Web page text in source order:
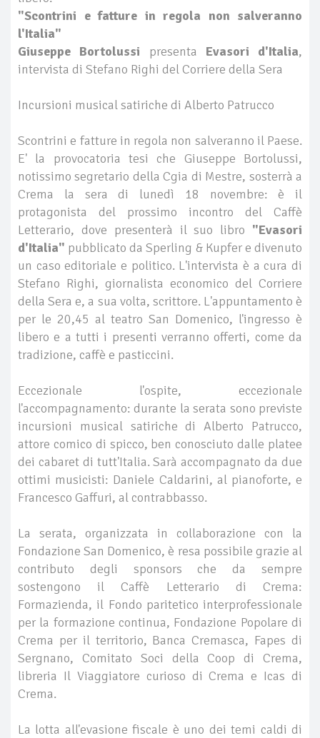
"Scontrini e fatture in regola non salveranno
l'Italia"
Giuseppe Bortolussi presenta Evasori d'Italia,
intervista di Stefano Righi del Corriere della Sera
Incursioni musical satiriche di Alberto Patrucco
Scontrini e fatture in regola non salveranno il Paese.
E' la provocatoria tesi che Giuseppe Bortolussi,
notissimo segretario della Cgia di Mestre, sosterrà a
Crema la sera di lunedì 18 novembre: è il
protagonista del prossimo incontro del Caffè
Letterario, dove presenterà il suo libro "Evasori
d'Italia" pubblicato da Sperling & Kupfer e divenuto
un caso editoriale e politico. L'intervista è a cura di
Stefano Righi, giornalista economico del Corriere
della Sera e, a sua volta, scrittore. L'appuntamento è
per le 20,45 al teatro San Domenico, l'ingresso è
libero e a tutti i presenti verranno offerti, come da
tradizione, caffè e pasticcini.
Eccezionale l'ospite, eccezionale
l'accompagnamento: durante la serata sono previste
incursioni musical satiriche di Alberto Patrucco,
attore comico di spicco, ben conosciuto dalle platee
dei cabaret di tutt'Italia. Sarà accompagnato da due
ottimi musicisti: Daniele Caldarini, al pianoforte, e
Francesco Gaffuri, al contrabbasso.
La serata, organizzata in collaborazione con la
Fondazione San Domenico, è resa possibile grazie al
contributo degli sponsors che da sempre
sostengono il Caffè Letterario di Crema:
Formazienda, il Fondo paritetico interprofessionale
per la formazione continua, Fondazione Popolare di
Crema per il territorio, Banca Cremasca, Fapes di
Sergnano, Comitato Soci della Coop di Crema,
libreria Il Viaggiatore curioso di Crema e Icas di
Crema.
La lotta all'evasione fiscale è uno dei temi caldi di